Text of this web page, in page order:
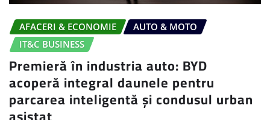
AFACERI & ECONOMIE
AUTO & MOTO
IT&C BUSINESS
Premieră în industria auto: BYD
acoperă integral daunele pentru
parcarea inteligentă și condusul urban